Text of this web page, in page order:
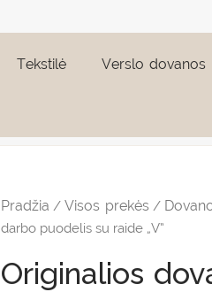
Tekstilė Verslo dovanos
Pradžia /Visos prekės /
darbo puodelis su raide „V”
Originalios
dovanos:
rankų
puodelis
su